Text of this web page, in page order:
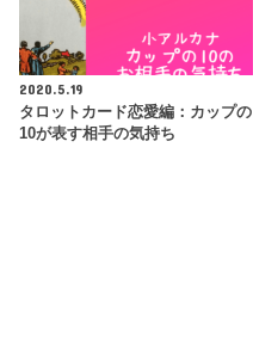
2020.5.19
タロットカード恋愛編：カップの
10が表す相手の気持ち